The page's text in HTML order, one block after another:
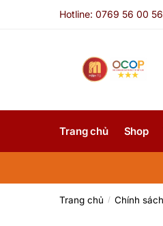
Hotline: 0769 56 00 56
Trang chủ Shop
Trang chủ / Chính sách